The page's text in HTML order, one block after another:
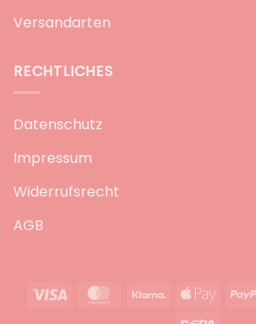
Versandarten
RECHTLICHES
Datenschutz
Impressum
Widerrufsrecht
AGB
Visa MasterCardKlarna Apple